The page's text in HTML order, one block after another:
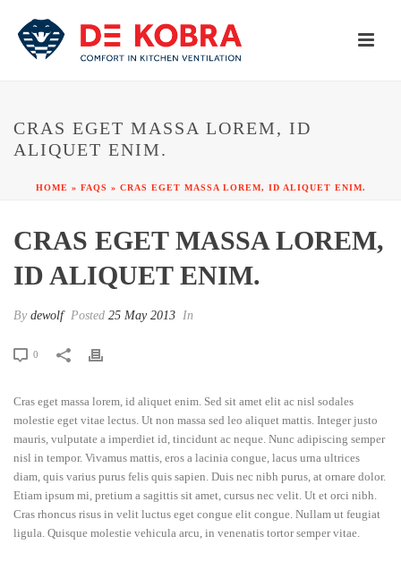
CRAS EGET MASSA LOREM, ID
ALIQUET ENIM.
HOME » FAQS » CRAS EGET MASSA LOREM, ID ALIQUET ENIM.
CRAS EGET MASSA LOREM,
ID ALIQUET ENIM.
By dewolf Posted 25 May 2013 In
0
Cras eget massa lorem, id aliquet enim. Sed sit amet elit ac nisl sodales
molestie eget vitae lectus. Ut non massa sed leo aliquet mattis. Integer justo
mauris, vulputate a imperdiet id, tincidunt ac neque. Nunc adipiscing semper
nisl in tempor. Vivamus mattis, eros a lacinia congue, lacus urna ultrices
diam, quis varius purus felis quis sapien. Duis nec nibh purus, at ornare dolor.
Etiam ipsum mi, pretium a sagittis sit amet, cursus nec velit. Ut et orci nibh.
Cras rhoncus risus in velit luctus eget congue elit congue. Nullam ut feugiat
ligula. Quisque molestie vehicula arcu, in venenatis tortor semper vitae.